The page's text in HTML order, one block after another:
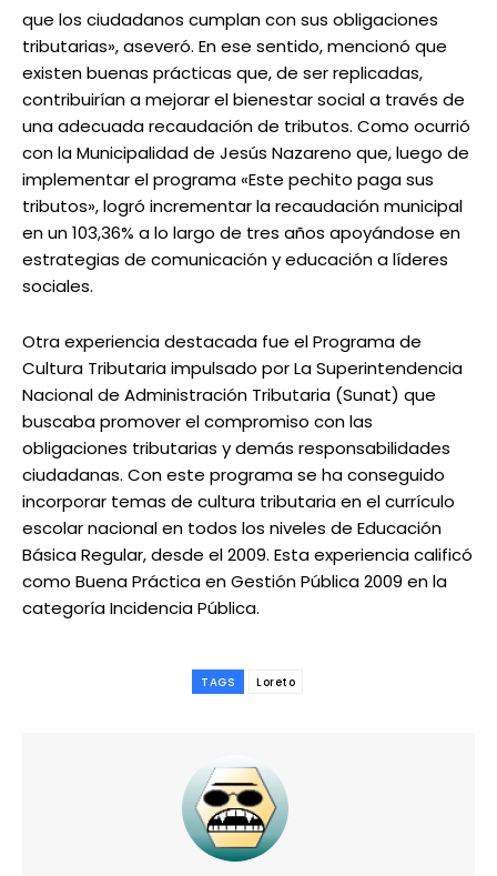
que los ciudadanos cumplan con sus obligaciones
tributarias», aseveró. En ese sentido, mencionó que
existen buenas prácticas que, de ser replicadas,
contribuirían a mejorar el bienestar social a través de
una adecuada recaudación de tributos. Como ocurrió
con la Municipalidad de Jesús Nazareno que, luego de
implementar el programa «Este pechito paga sus
tributos», logró incrementar la recaudación municipal
en un 103,36% a lo largo de tres años apoyándose en
estrategias de comunicación y educación a líderes
sociales.
Otra experiencia destacada fue el Programa de
Cultura Tributaria impulsado por La Superintendencia
Nacional de Administración Tributaria (Sunat) que
buscaba promover el compromiso con las
obligaciones tributarias y demás responsabilidades
ciudadanas. Con este programa se ha conseguido
incorporar temas de cultura tributaria en el currículo
escolar nacional en todos los niveles de Educación
Básica Regular, desde el 2009. Esta experiencia calificó
como Buena Práctica en Gestión Pública 2009 en la
categoría Incidencia Pública.
TAGS Loreto